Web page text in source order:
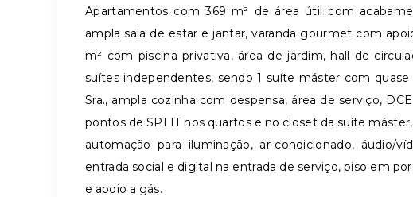
Apartamentos com 369 m² de área útil com
ampla sala de estar e jantar, varanda gourmet com
m² com piscina privativa, área de jardim, hall de
suítes independentes, sendo 1 suíte máster com
Sra., ampla cozinha com despensa, área de serviço,
pontos de SPLIT nos quartos e no closet da suíte
automação para iluminação, ar-condicionado, áudio/
entrada social e digital na entrada de serviço, piso em
e apoio a gás.